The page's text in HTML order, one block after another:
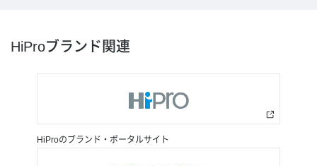
HiProブランド関連
HiProのブランド・ポータルサイト